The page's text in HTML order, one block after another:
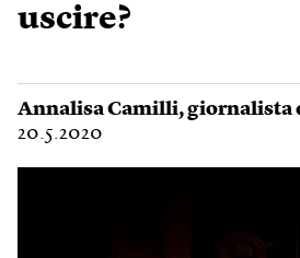
uscire?
Annalisa Camilli, giornalista
20.5.2020